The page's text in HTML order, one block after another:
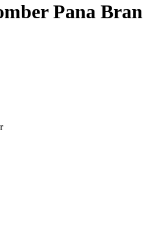
Pana Bran